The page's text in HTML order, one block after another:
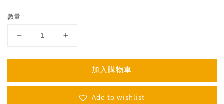
數量
加入購物車
Add to wishlist